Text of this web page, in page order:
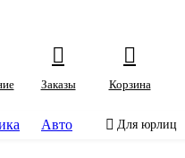
Заказы Корзина
Авто Для юрлиц